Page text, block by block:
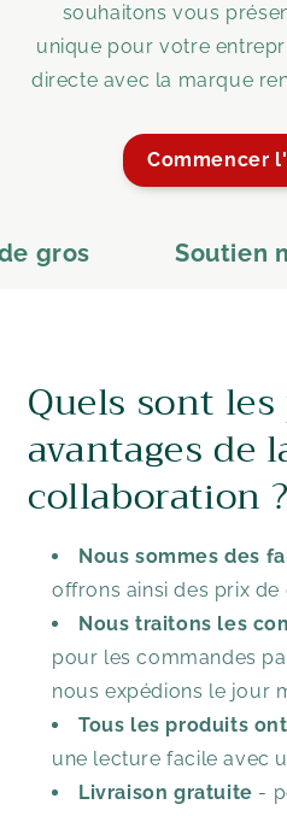
souhaitons vous
unique pour votre
directe avec la marque
Commencer
gros Soutien
Quels sont
avantages de
collaboration ?
Nous sommes des
offrons ainsi des prix de
Nous traitons les
pour les commandes
nous expédions le jour
Tous les produits
une lecture facile avec
Livraison gratuite -